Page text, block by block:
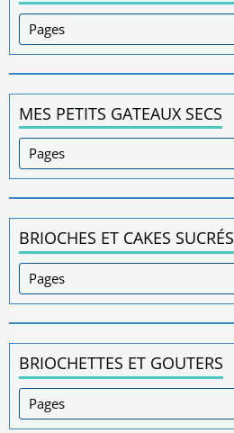
MES PETITS GATEAUX SECS
BRIOCHES ET CAKES SUCRÉS
BRIOCHETTES ET GOUTERS